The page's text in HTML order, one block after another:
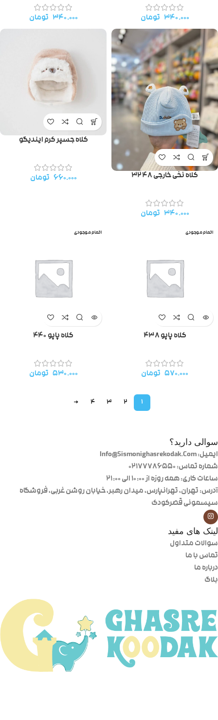
۳۴۰.۰۰۰ تومان ۳۴۰.۰۰۰ تومان
کلاه نخی خارجی ۳۲۴۸
۳۴۰.۰۰۰ تومان
کلاه جسپر کرم ایندیگو
۶۶۰.۰۰۰ تومان
اتمام موجودی
کلاه پاپو ۴۳۸
۵۷۰.۰۰۰ تومان
اتمام موجودی
کلاه پاپو ۴۴۰
۵۳۰.۰۰۰ تومان
1
2
3
4
→
سوالی دارید؟
ایمیل: Info@Sismonighasrekodak.Com
شماره تماس: 02177786550
ساعات کاری: همه روزه از ۱۰:۰۰ الی ۲۱:۰۰
آدرس: تهران، تهرانپارس، میدان رهبر، خیابان روشن غربی، فروشگاه
سیسمونی قصرکودک
لینک های مفید
سوالات متداول
تماس با ما
درباره ما
بلاگ